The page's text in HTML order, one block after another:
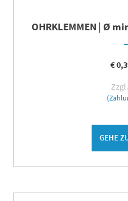
OHRKLEMMEN | Ø
€
GEHE